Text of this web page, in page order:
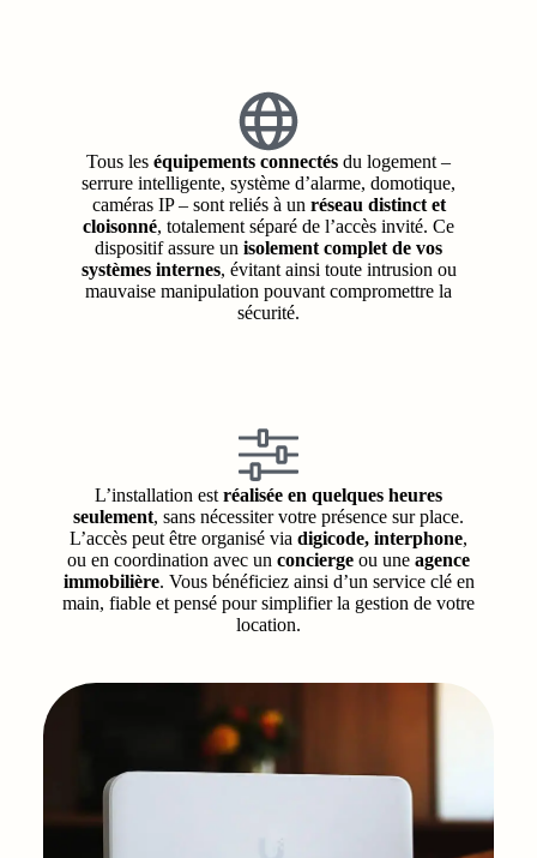
Tous les équipements connectés du logement –
serrure intelligente, système d’alarme, domotique,
caméras IP – sont reliés à un réseau distinct et
cloisonné, totalement séparé de l’accès invité. Ce
dispositif assure un isolement complet de vos
systèmes internes, évitant ainsi toute intrusion ou
mauvaise manipulation pouvant compromettre la
sécurité.
L’installation est réalisée en quelques heures
seulement, sans nécessiter votre présence sur place.
L’accès peut être organisé via digicode, interphone,
ou en coordination avec un concierge ou une agence
immobilière. Vous bénéficiez ainsi d’un service clé en
main, fiable et pensé pour simplifier la gestion de votre
location.